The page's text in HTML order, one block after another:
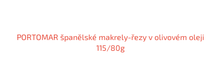
PORTOMAR španělské makrely-řezy v olivovém oleji
115/80g